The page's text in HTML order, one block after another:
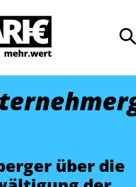
Suche
über die